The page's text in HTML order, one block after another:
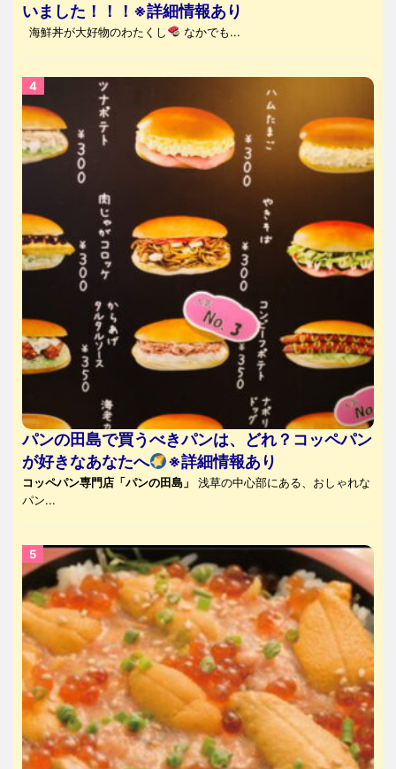
いました！！！※詳細情報あり
海鮮丼が大好物のわたくし なかでも...
パンの田島で買うべきパンは、どれ？コッペパン
が好きなあなたへ
※詳細情報あり
コッペパン専門店「パンの田島」
浅草の中心部にある、おしゃれな
パン...